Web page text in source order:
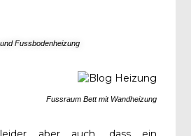
Fussbodenheizung
Fussraum Bett mit Wandheizung